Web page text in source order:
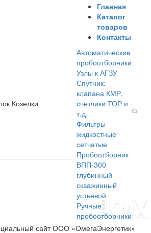
Козелки
Главная
Каталог
товаров
Контакты
Автоматические
пробоотборники
Узлы к АГЗУ
Спутник:
клапана КМР,
счетчики ТОР и
т.д.
Фильтры
жидкостные
сетчатые
Пробоотборник
ВПП-300
глубинный
скважинный
устьевой
Ручные
пробоотборники
сайт ООО «ОмегаЭнергетик»